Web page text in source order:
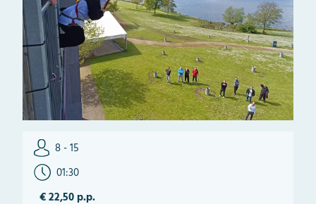
8 - 15
01:30
€ 22,50 p.p.